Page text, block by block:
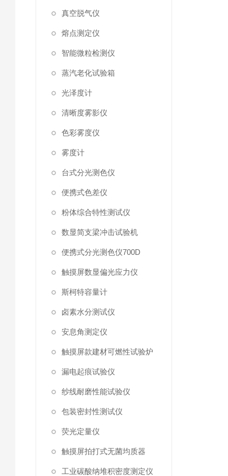
真空脱气仪
熔点测定仪
智能微粒检测仪
蒸汽老化试验箱
光泽度计
清晰度雾影仪
色彩雾度仪
雾度计
台式分光测色仪
便携式色差仪
粉体综合特性测试仪
数显简支梁冲击试验机
便携式分光测色仪700D
触摸屏数显偏光应力仪
斯柯特容量计
卤素水分测试仪
安息角测定仪
触摸屏款建材可燃性试验炉
漏电起痕试验仪
纱线耐磨性能试验仪
包装密封性测试仪
荧光定量仪
触摸屏拍打式无菌均质器
工业碳酸纳堆积密度测定仪